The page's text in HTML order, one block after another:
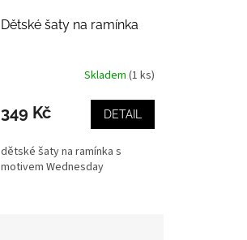
Dětské šaty na ramínka
Skladem (1 ks)
349 Kč DETAIL
dětské šaty na ramínka s
motivem Wednesday